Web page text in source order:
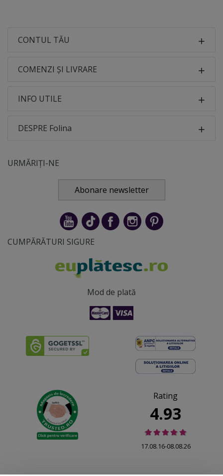
CONTUL TĂU
COMENZI ȘI LIVRARE
INFO UTILE
DESPRE Folina
URMĂRIȚI-NE
Abonare newsletter
CUMPĂRĂTURI SIGURE
Mod de plată
Rating
4.93
17.08.16-08.08.26